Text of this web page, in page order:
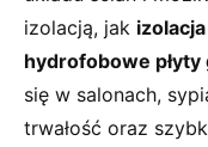
izolacją, jak
hydrofobowe płyty
się w salonach,
trwałość oraz